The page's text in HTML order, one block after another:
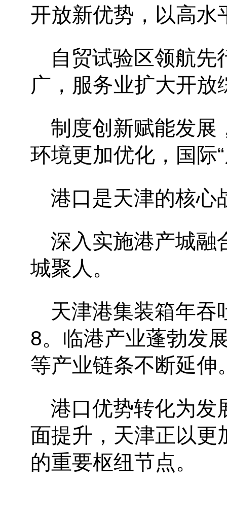
开放新优势，以高水
自贸试验区领航先
广，服务业扩大开
制度创新赋能发展
环境更加优化，国际
港口是天津的核心
深入实施港产城融
城聚人。
天津港集装箱年吞
8。临港产业蓬勃发
等产业链条不断延伸
港口优势转化为发
面提升，天津正以更
的重要枢纽节点。